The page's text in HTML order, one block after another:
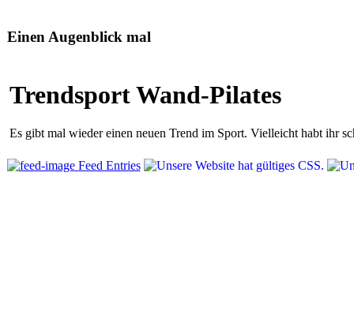
Einen Augenblick mal
Trendsport Wand-Pilates
Es gibt mal wieder einen neuen Trend im Sport. Vielleicht habt ihr
Feed Entries